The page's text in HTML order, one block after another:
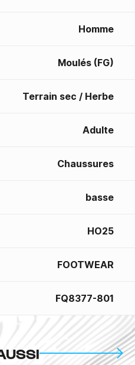
Homme
Moulés (FG)
Terrain sec / Herbe
Adulte
Chaussures
basse
HO25
FOOTWEAR
FQ8377-801